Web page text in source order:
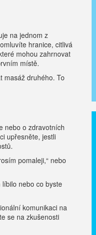
na jednom z
hranice, citlivá
mohou zahrnovat
místě.
masáž druhého. To
nebo o zdravotních
upřesněte, jestli
pomaleji,“ nebo
nebo co byste
komunikaci na
se na zkušenosti